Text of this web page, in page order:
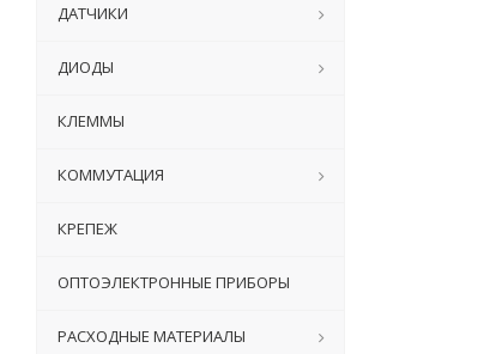
ДАТЧИКИ
ДИОДЫ
КЛЕММЫ
КОММУТАЦИЯ
КРЕПЕЖ
ОПТОЭЛЕКТРОННЫЕ ПРИБОРЫ
РАСХОДНЫЕ МАТЕРИАЛЫ